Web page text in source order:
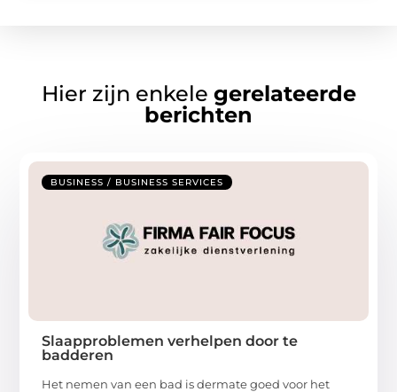
Hier zijn enkele gerelateerde
berichten
BUSINESS / BUSINESS SERVICES
Slaapproblemen verhelpen door te
badderen
Het nemen van een bad is dermate goed voor het